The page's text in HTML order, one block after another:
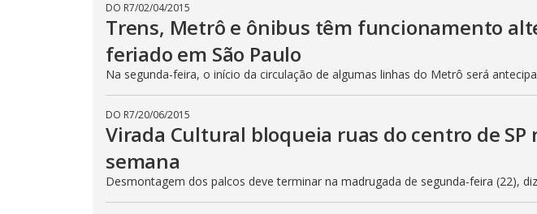
DO R7/02/04/2015
Trens, Metrô e ônibus têm funcionamento
feriado em São Paulo
Na segunda-feira, o início da circulação de algumas linhas do Metrô será
DO R7/20/06/2015
Virada Cultural bloqueia ruas do centro de SP
semana
Desmontagem dos palcos deve terminar na madrugada de segunda-feira (22),